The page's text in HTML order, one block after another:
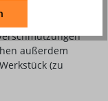
Durchmessern
außerdem
(zu